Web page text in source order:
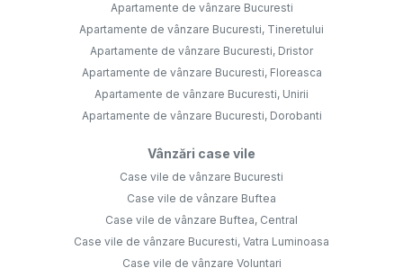
Apartamente de vânzare Bucuresti
Apartamente de vânzare Bucuresti, Tineretului
Apartamente de vânzare Bucuresti, Dristor
Apartamente de vânzare Bucuresti, Floreasca
Apartamente de vânzare Bucuresti, Unirii
Apartamente de vânzare Bucuresti, Dorobanti
Vânzări case vile
Case vile de vânzare Bucuresti
Case vile de vânzare Buftea
Case vile de vânzare Buftea, Central
Case vile de vânzare Bucuresti, Vatra Luminoasa
Case vile de vânzare Voluntari